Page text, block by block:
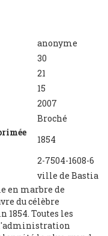
anonyme
30
21
15
2007
Broché
1854
2-7504-1608-6
ville de Bastia
en marbre de
du célèbre
1854. Toutes les